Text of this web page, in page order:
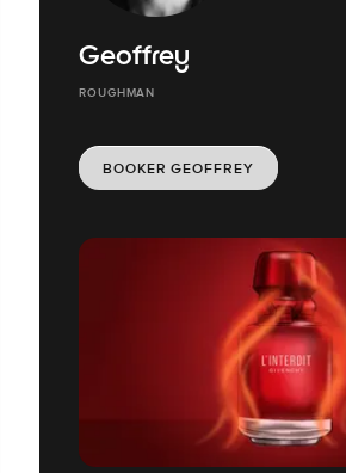
Geoffrey
ROUGHMAN
BOOKER GEOFFREY